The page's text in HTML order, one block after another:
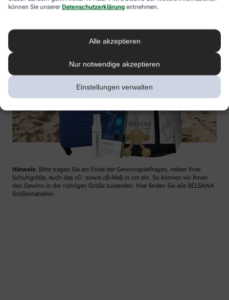
können Sie unserer Datenschutzerklärung entnehmen.
Alle akzeptieren
Nur notwendige akzeptieren
Einstellungen verwalten
Hinweis: Bitte tragen Sie am Ende der Gewinnspielfragen, neben Ihrer
Schuhgröße, auch das cC- sowie cB-Maß in cm ein. So können wir Ihnen
den Gewinn in der richtigen Größe zusenden. Hier finden Sie alle BELSANA
Größentabellen.